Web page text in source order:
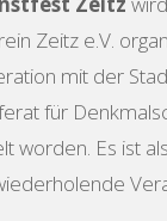
Zeitz e.V.
mit der
für
worden. Es ist